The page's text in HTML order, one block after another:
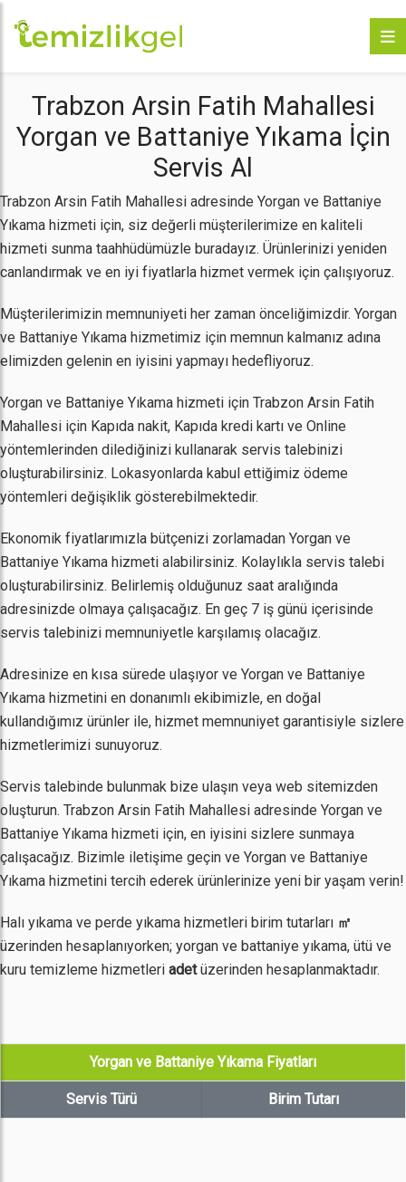
Trabzon Arsin Fatih Mahallesi
Yorgan ve Battaniye Yıkama İçin
Servis Al
Trabzon Arsin Fatih Mahallesi adresinde Yorgan ve Battaniye
Yıkama hizmeti için, siz değerli müşterilerimize en kaliteli
hizmeti sunma taahhüdümüzle buradayız. Ürünlerinizi yeniden
canlandırmak ve en iyi fiyatlarla hizmet vermek için çalışıyoruz.
Müşterilerimizin memnuniyeti her zaman önceliğimizdir. Yorgan
ve Battaniye Yıkama hizmetimiz için memnun kalmanız adına
elimizden gelenin en iyisini yapmayı hedefliyoruz.
Yorgan ve Battaniye Yıkama hizmeti için Trabzon Arsin Fatih
Mahallesi için Kapıda nakit, Kapıda kredi kartı ve Online
yöntemlerinden dilediğinizi kullanarak servis talebinizi
oluşturabilirsiniz. Lokasyonlarda kabul ettiğimiz ödeme
yöntemleri değişiklik gösterebilmektedir.
Ekonomik fiyatlarımızla bütçenizi zorlamadan Yorgan ve
Battaniye Yıkama hizmeti alabilirsiniz. Kolaylıkla servis talebi
oluşturabilirsiniz. Belirlemiş olduğunuz saat aralığında
adresinizde olmaya çalışacağız. En geç 7 iş günü içerisinde
servis talebinizi memnuniyetle karşılamış olacağız.
Adresinize en kısa sürede ulaşıyor ve Yorgan ve Battaniye
Yıkama hizmetini en donanımlı ekibimizle, en doğal
kullandığımız ürünler ile, hizmet memnuniyet garantisiyle sizlere
hizmetlerimizi sunuyoruz.
Servis talebinde bulunmak bize ulaşın veya web sitemizden
oluşturun. Trabzon Arsin Fatih Mahallesi adresinde Yorgan ve
Battaniye Yıkama hizmeti için, en iyisini sizlere sunmaya
çalışacağız. Bizimle iletişime geçin ve Yorgan ve Battaniye
Yıkama hizmetini tercih ederek ürünlerinize yeni bir yaşam verin!
Halı yıkama ve perde yıkama hizmetleri birim tutarları ㎡
üzerinden hesaplanıyorken; yorgan ve battaniye yıkama, ütü ve
kuru temizleme hizmetleri adetüzerinden hesaplanmaktadır.
Yorgan ve Battaniye Yıkama Fiyatları
Servis Türü Birim Tutarı